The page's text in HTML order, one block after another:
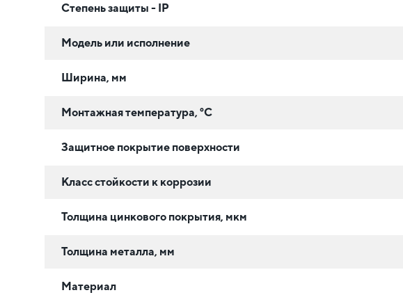
Степень защиты - IP
Модель или исполнение
Ширина, мм
Монтажная температура, °C
Защитное покрытие поверхности
Класс стойкости к коррозии
Толщина цинкового покрытия, мкм
Толщина металла, мм
Материал